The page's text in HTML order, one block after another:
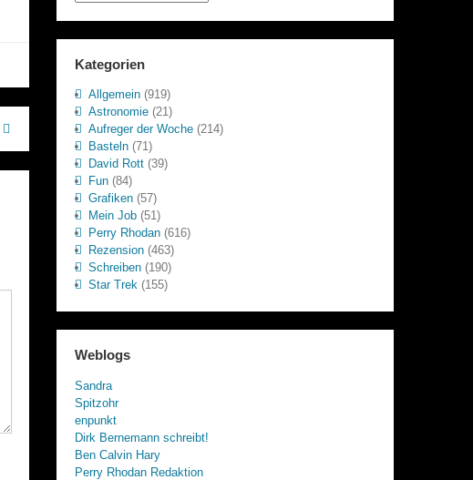
Kategorien
Allgemein(919)
Astronomie(21)
Aufreger der Woche(214)
Basteln(71)
David Rott(39)
Fun(84)
Grafiken(57)
Mein Job(51)
Perry Rhodan(616)
Rezension(463)
Schreiben(190)
Star Trek(155)
Weblogs
Sandra
Spitzohr
enpunkt
Dirk Bernemann schreibt!
Ben Calvin Hary
Perry Rhodan Redaktion